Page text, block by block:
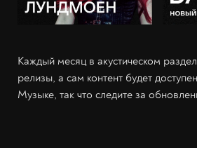
Каждый месяц в акустическом
релизы, а сам контент будет
Музыке, так что следите за